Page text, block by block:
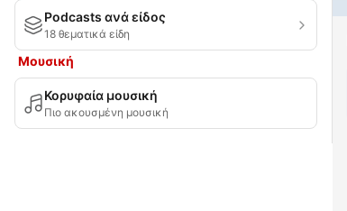
Podcasts ανά είδος
18 θεματικά είδη
Μουσική
Κορυφαία μουσική
Πιο ακουσμένη μουσική